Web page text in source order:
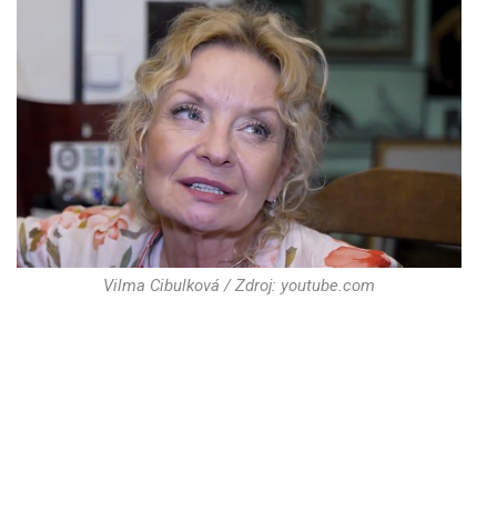
Vilma Cibulková / Zdroj: youtube.com